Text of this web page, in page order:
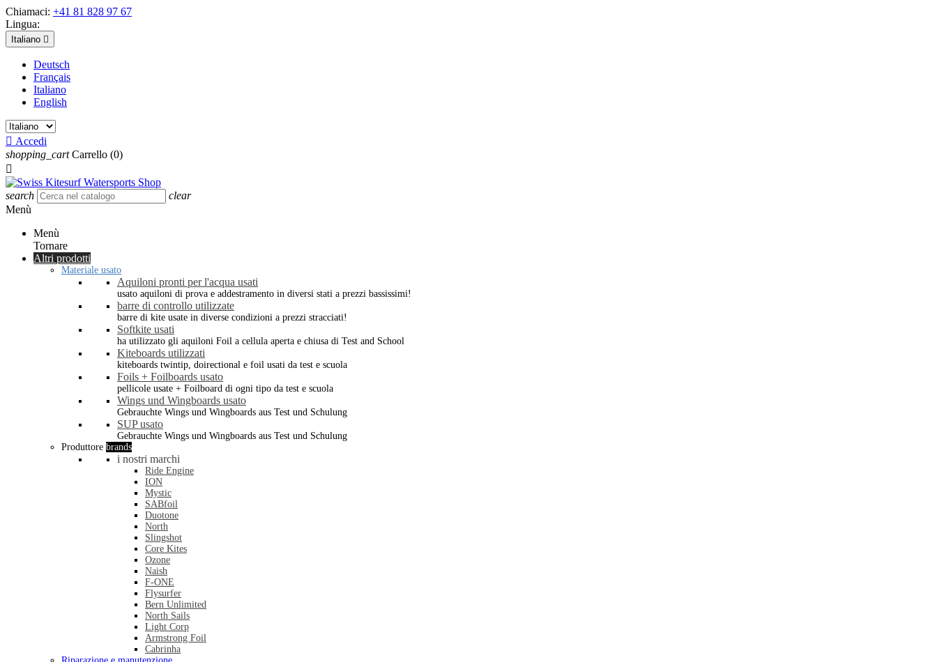
Chiamaci: +41 81 828 97 67
Lingua:
Italiano 
Deutsch
Français
Italiano
English
 Accedi
shopping_cart Carrello (0)

search
clear
Menù
Menù
Tornare
Altri prodotti
Materiale usato
Aquiloni pronti per l'acqua usati
usato aquiloni di prova e addestramento in diversi stati a prezzi bassissimi!
barre di controllo utilizzate
barre di kite usate in diverse condizioni a prezzi stracciati!
Softkite usati
ha utilizzato gli aquiloni Foil a cellula aperta e chiusa di Test and School
Kiteboards utilizzati
kiteboards twintip, doirectional e foil usati da test e scuola
Foils + Foilboards usato
pellicole usate + Foilboard di ogni tipo da test e scuola
Wings und Wingboards usato
Gebrauchte Wings und Wingboards aus Test und Schulung
SUP usato
Gebrauchte Wings und Wingboards aus Test und Schulung
Produttore brands
i nostri marchi
Ride Engine
ION
Mystic
SABfoil
Duotone
North
Slingshot
Core Kites
Ozone
Naish
F-ONE
Flysurfer
Bern Unlimited
North Sails
Light Corp
Armstrong Foil
Cabrinha